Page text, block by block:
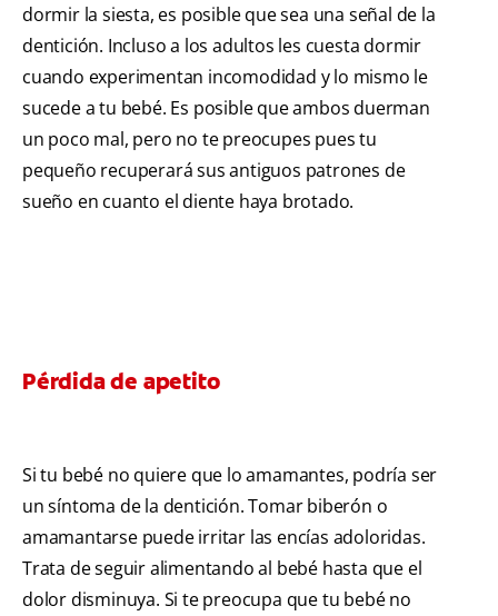
dormir la siesta, es posible que sea una señal de la
dentición. Incluso a los adultos les cuesta dormir
cuando experimentan incomodidad y lo mismo le
sucede a tu bebé. Es posible que ambos duerman
un poco mal, pero no te preocupes pues tu
pequeño recuperará sus antiguos patrones de
sueño en cuanto el diente haya brotado.
Pérdida de apetito
Si tu bebé no quiere que lo amamantes, podría ser
un síntoma de la dentición. Tomar biberón o
amamantarse puede irritar las encías adoloridas.
Trata de seguir alimentando al bebé hasta que el
dolor disminuya. Si te preocupa que tu bebé no